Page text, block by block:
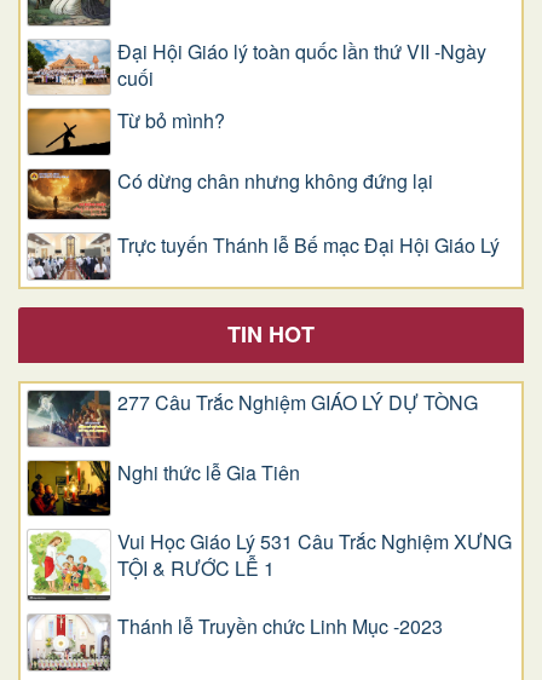
Đại Hội Giáo lý toàn quốc lần thứ VII -Ngày
cuối
Từ bỏ mình?
Có dừng chân nhưng không đứng lại
Trực tuyến Thánh lễ Bế mạc Đại Hội Giáo Lý
TIN HOT
277 Câu Trắc Nghiệm GIÁO LÝ DỰ TÒNG
Nghi thức lễ Gia Tiên
Vui Học Giáo Lý 531 Câu Trắc Nghiệm XƯNG
TỘI & RƯỚC LỄ 1
Thánh lễ Truyền chức Linh Mục -2023